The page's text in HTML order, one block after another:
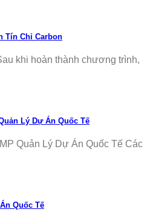
Tín Chỉ Carbon
khi hoàn thành chương trình,
Lý Dự Án Quốc Tế
Quản Lý Dự Án Quốc Tế Các
Quốc Tế